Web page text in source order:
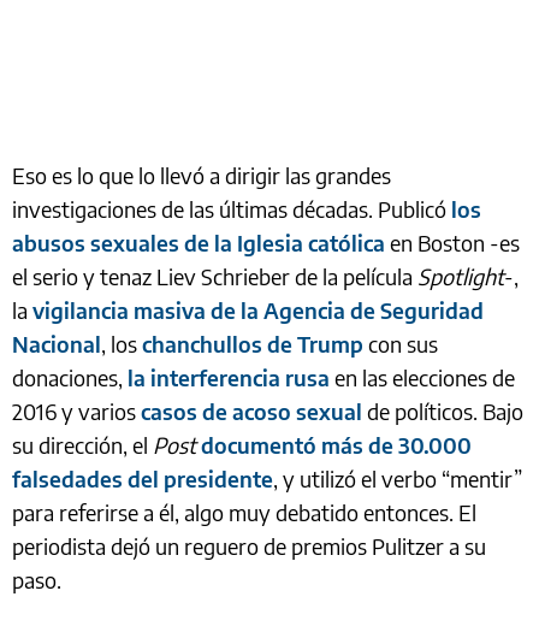
Eso es lo que lo llevó a dirigir las grandes
investigaciones de las últimas décadas. Publicó los
abusos sexuales de la Iglesia católica en Boston -es
el serio y tenaz Liev Schrieber de la película Spotlight-,
la vigilancia masiva de la Agencia de Seguridad
Nacional, loschanchullos de Trump con sus
donaciones, la interferencia rusa en las elecciones de
2016 y varioscasos de acoso sexual de políticos. Bajo
su dirección, el Postdocumentó más de 30.000
falsedades del presidente, y utilizó el verbo “mentir”
para referirse a él, algo muy debatido entonces. El
periodista dejó un reguero de premios Pulitzer a su
paso.